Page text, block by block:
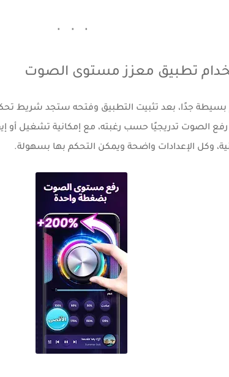
تطبيق معزز مستوى الصوت
بسيطة جدًا، بعد تثبيت التطبيق وفتحه ستجد شريط
الصوت تدريجيًا حسب رغبته، مع إمكانية تشغيل أو
وكل الإعدادات واضحة ويمكن التحكم بها بسهولة.